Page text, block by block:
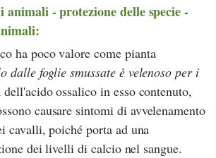
animali - protezione delle specie -
ha poco valore come pianta
dalle foglie smussate è velenoso per i
ossalico in esso contenuto,
causare sintomi di avvelenamento
cavalli, poiché porta ad una
dei livelli di calcio nel sangue.